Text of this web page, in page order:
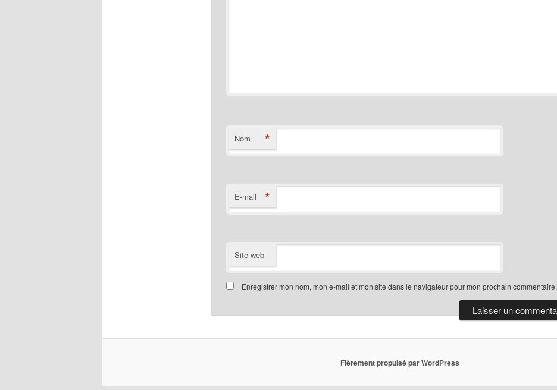
Nom *
E-mail *
Site web
Enregistrer mon nom, mon e-mail et mon site dans le navigateur pour mon prochain commentaire.
Fièrement propulsé par WordPress